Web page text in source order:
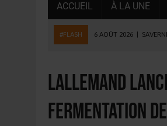
ACCUEIL À LA UNE
#FLASH 6 AOÛT 2026
5 AOÛT 2026 | ISÈRE : LA
4 AOÛT 2026 DESPERADOS
4 AOÛT 2026 LA GÉNÉRATION Z
Lallemand
fermentation